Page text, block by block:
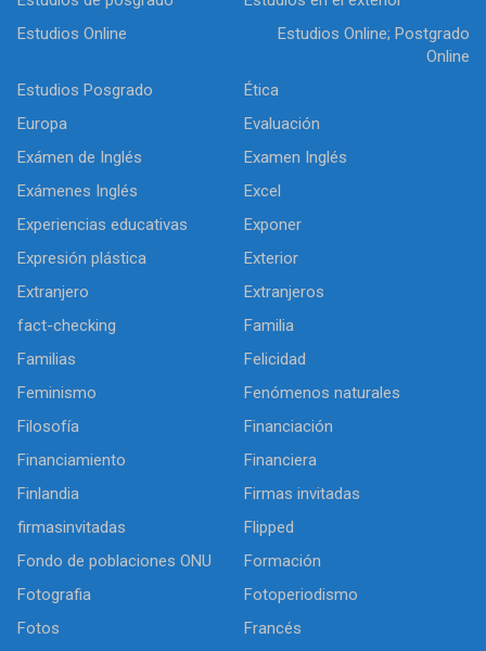
Estudios Online
Estudios Online; Postgrado
Online
Estudios Posgrado
Ética
Europa
Evaluación
Exámen de Inglés
Examen Inglés
Exámenes Inglés
Excel
Experiencias educativas
Exponer
Expresión plástica
Exterior
Extranjero
Extranjeros
fact-checking
Familia
Familias
Felicidad
Feminismo
Fenómenos naturales
Filosofía
Financiación
Financiamiento
Financiera
Finlandia
Firmas invitadas
firmasinvitadas
Flipped
Fondo de poblaciones ONU
Formación
Fotografia
Fotoperiodismo
Fotos
Francés